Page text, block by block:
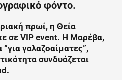
φόντο.
πρωί, η Θεία
σε VIP event. Η Μαρέβα,
γαλαζοαίματες”,
συνδυάζεται